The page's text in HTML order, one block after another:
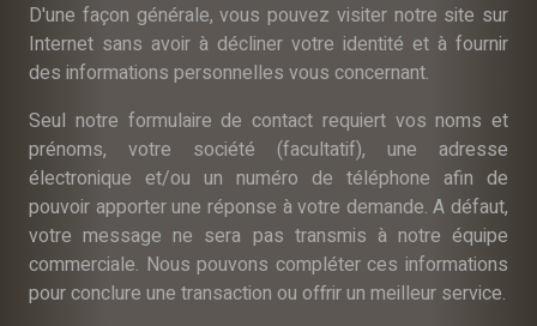
D'une façon générale, vous pouvez visiter notre site sur
Internet sans avoir à décliner votre identité et à fournir
des informations personnelles vous concernant.
Seul notre formulaire de contact requiert vos noms et
prénoms, votre société (facultatif), une adresse
électronique et/ou un numéro de téléphone afin de
pouvoir apporter une réponse à votre demande. A défaut,
votre message ne sera pas transmis à notre équipe
commerciale. Nous pouvons compléter ces informations
pour conclure une transaction ou offrir un meilleur service.